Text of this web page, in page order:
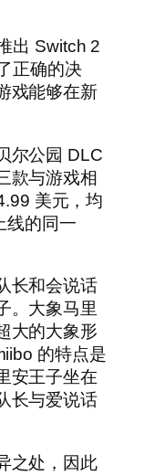
出 Switch 2
正确的决
戏能够在新
尔公园 DLC
款与游戏相
美元，均
线的同一
长和会说话
。大象马里
大的大象形
的特点是
安王子坐在
长与爱说话
之处，因此